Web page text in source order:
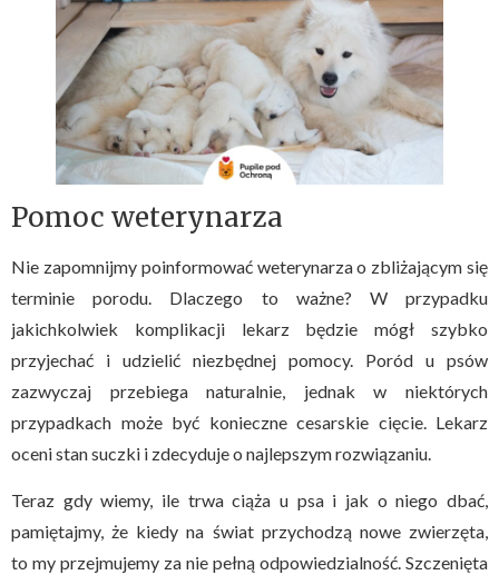
Pomoc weterynarza
Nie zapomnijmy poinformować weterynarza o zbliżającym się
terminie porodu. Dlaczego to ważne? W przypadku
jakichkolwiek komplikacji lekarz będzie mógł szybko
przyjechać i udzielić niezbędnej pomocy. Poród u psów
zazwyczaj przebiega naturalnie, jednak w niektórych
przypadkach może być konieczne cesarskie cięcie. Lekarz
oceni stan suczki i zdecyduje o najlepszym rozwiązaniu.
Teraz gdy wiemy, ile trwa ciąża u psa i jak o niego dbać,
pamiętajmy, że kiedy na świat przychodzą nowe zwierzęta,
to my przejmujemy za nie pełną odpowiedzialność. Szczenięta